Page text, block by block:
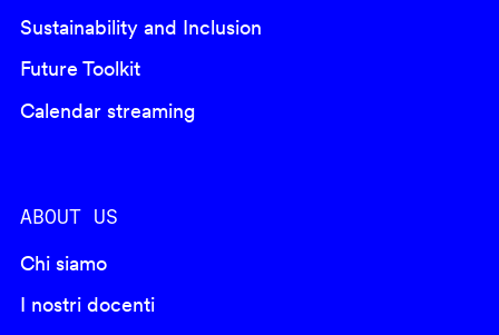
Sustainability and Inclusion
Future Toolkit
Calendar streaming
ABOUT US
Chi siamo
I nostri docenti